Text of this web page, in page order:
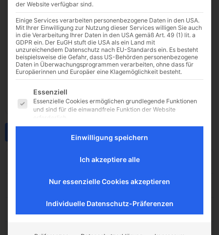
Datei-Anzahl
Erstellungsdatum
23. Mai 2025
der Website verfügbar sind.
Einige Services verarbeiten personenbezogene Daten in den USA.
Mit Ihrer Einwilligung zur Nutzung dieser Services willigen Sie auch
in die Verarbeitung Ihrer Daten in den USA gemäß Art. 49 (1) lit. a
GDPR ein. Der EuGH stuft die USA als ein Land mit
unzureichendem Datenschutz nach EU-Standards ein. Es besteht
beispielsweise die Gefahr, dass US-Behörden personenbezogene
Daten in Überwachungsprogrammen verarbeiten, ohne dass für
Europäerinnen und Europäer eine Klagemöglichkeit besteht.
Es folgt eine Liste der Service-Gruppen, für die eine
Essenziell
Essenzielle Cookies ermöglichen grundlegende Funktionen
und sind für die einwandfreie Funktion der Website
erforderlich.
Inhalte von Videoplattformen und Social-Media-Plattformen
externen Medien akzeptiert werden, bedarf der Zugriff auf
diese Inhalte keiner manuellen Einwilligung mehr.
Einwilligung speichern
Ich akzeptiere alle
Nur essenzielle Cookies akzeptieren
Individuelle Datenschutz-Präferenzen